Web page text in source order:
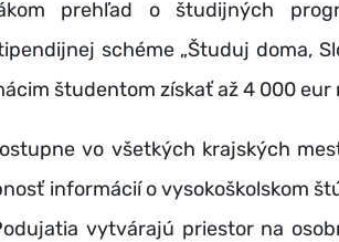
prehľad o študijných
schéme „Študuj doma,
študentom získať až 4 000 eur
vo všetkých krajských
informácií o vysokoškolskom
vytvárajú priestor na